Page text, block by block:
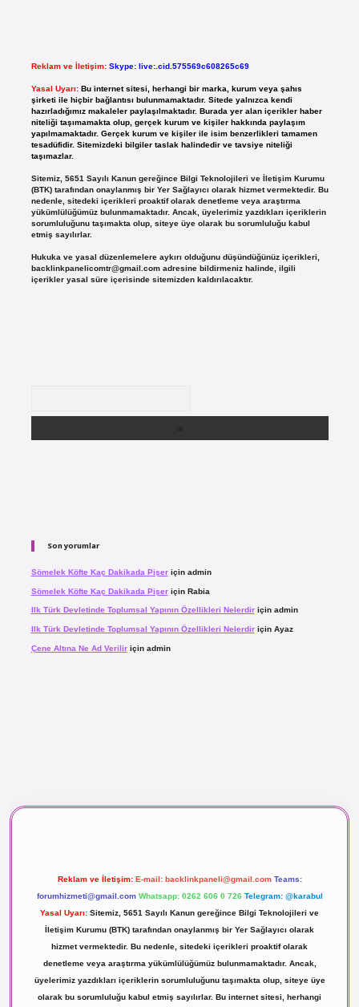
Reklam ve İletişim: Skype: live:.cid.575569c608265c69
Yasal Uyarı: Bu internet sitesi, herhangi bir marka, kurum veya şahıs
şirketi ile hiçbir bağlantısı bulunmamaktadır. Sitede yalnızca kendi
hazırladığımız makaleler paylaşılmaktadır. Burada yer alan içerikler haber
niteliği taşımamakta olup, gerçek kurum ve kişiler hakkında paylaşım
yapılmamaktadır. Gerçek kurum ve kişiler ile isim benzerlikleri tamamen
tesadüfidir. Sitemizdeki bilgiler taslak halindedir ve tavsiye niteliği
taşımazlar.
Sitemiz, 5651 Sayılı Kanun gereğince Bilgi Teknolojileri ve İletişim Kurumu
(BTK) tarafından onaylanmış bir Yer Sağlayıcı olarak hizmet vermektedir. Bu
nedenle, sitedeki içerikleri proaktif olarak denetleme veya araştırma
yükümlülüğümüz bulunmamaktadır. Ancak, üyelerimiz yazdıkları içeriklerin
sorumluluğunu taşımakta olup, siteye üye olarak bu sorumluluğu kabul
etmiş sayılırlar.
Hukuka ve yasal düzenlemelere aykırı olduğunu düşündüğünüz içerikleri,
backlinkpanelicomtr@gmail.comadresine bildirmeniz halinde, ilgili
içerikler yasal süre içerisinde sitemizden kaldırılacaktır.
Son yorumlar
Sömelek Köfte Kaç Dakikada Pişeriçin admin
Sömelek Köfte Kaç Dakikada Pişeriçin Rabia
Ilk Türk Devletinde Toplumsal Yapının Özellikleri Nelerdiriçin admin
Ilk Türk Devletinde Toplumsal Yapının Özellikleri Nelerdiriçin Ayaz
Çene Altına Ne Ad Veriliriçin admin
Reklam ve İletişim: E-mail: backlinkpaneli@gmail.com Teams:
forumhizmeti@gmail.com Whatsapp: 0262 606 0 726 Telegram: @karabul
Yasal Uyarı: Sitemiz, 5651 Sayılı Kanun gereğince Bilgi Teknolojileri ve
İletişim Kurumu (BTK) tarafından onaylanmış bir Yer Sağlayıcı olarak
hizmet vermektedir. Bu nedenle, sitedeki içerikleri proaktif olarak
denetleme veya araştırma yükümlülüğümüz bulunmamaktadır. Ancak,
üyelerimiz yazdıkları içeriklerin sorumluluğunu taşımakta olup, siteye üye
olarak bu sorumluluğu kabul etmiş sayılırlar. Bu internet sitesi, herhangi